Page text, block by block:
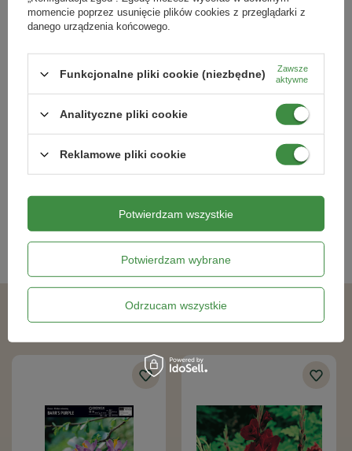
Hiacynt Blue Star 3 szt.
12,99 zł
Kategorie powiązane
Podobne produkty
momencie poprzez usunięcie plików cookies z przeglądarki z
danego urządzenia końcowego.
Funkcjonalne pliki cookie (niezbędne)
Zawsze
aktywne
Analityczne pliki cookie
Reklamowe pliki cookie
Potwierdzam wybrane
Odrzucam wszystkie
Potwierdzam wszystkie